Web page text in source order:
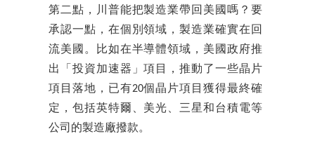
第二點，川普能把製造業帶回美國嗎？要
承認一點，在個別領域，製造業確實在回
流美國。比如在半導體領域，美國政府推
出「投資加速器」項目，推動了一些晶片
項目落地，已有20個晶片項目獲得最終確
定，包括英特爾、美光、三星和台積電等
公司的製造廠撥款。